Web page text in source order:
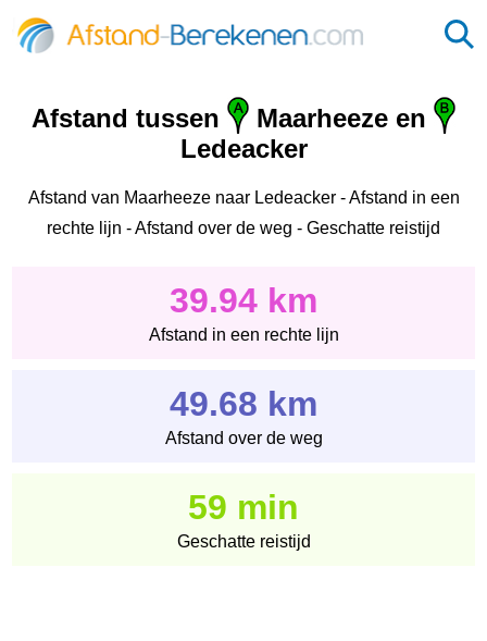
Afstand tussen
Maarheeze en
Ledeacker
Afstand van Maarheeze naar Ledeacker - Afstand in een
rechte lijn - Afstand over de weg - Geschatte reistijd
39.94 km
Afstand in een rechte lijn
49.68 km
Afstand over de weg
59 min
Geschatte reistijd